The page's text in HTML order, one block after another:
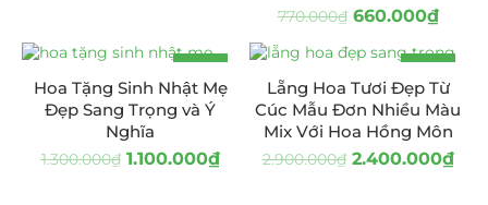
770.000₫ 660.000₫
-15%
Hoa Tặng Sinh Nhật Mẹ
Đẹp Sang Trọng và Ý
Nghĩa
1.300.000₫ 1.100.000₫
-17%
Lẵng Hoa Tươi Đẹp Từ
Cúc Mẫu Đơn Nhiều Màu
Mix Với Hoa Hồng Môn
2.900.000₫ 2.400.000₫